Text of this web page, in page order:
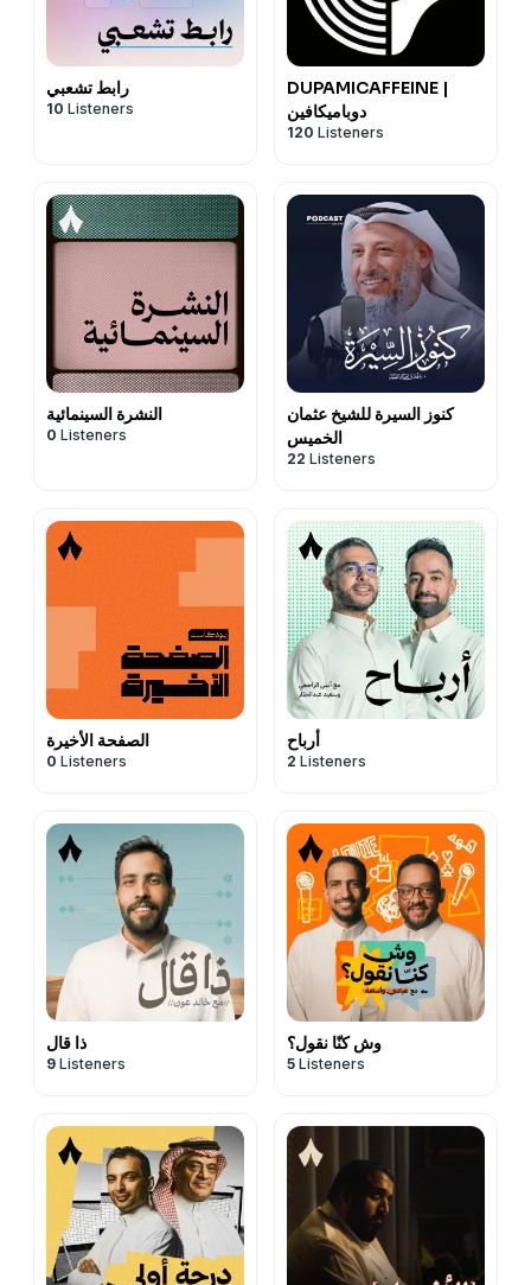
رابط تشعبي
10 Listeners
DUPAMICAFFEINE |
دوباميكافين
120 Listeners
النشرة السينمائية
0 Listeners
كنوز السيرة للشيخ عثمان
الخميس
22 Listeners
الصفحة الأخيرة
0 Listeners
أرباح
2 Listeners
ذا قال
9 Listeners
وش كنّا نقول؟
5 Listeners